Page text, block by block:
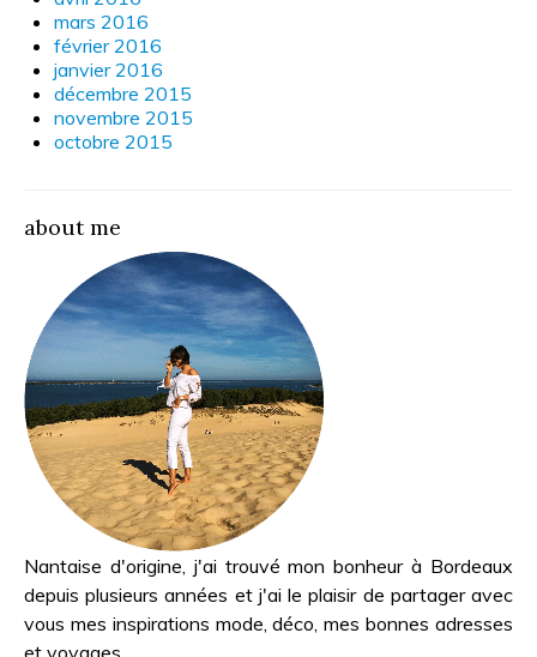
mars 2016
février 2016
janvier 2016
décembre 2015
novembre 2015
octobre 2015
about me
Nantaise d'origine, j'ai trouvé mon bonheur à Bordeaux
depuis plusieurs années et j'ai le plaisir de partager avec
vous mes inspirations mode, déco, mes bonnes adresses
et voyages...